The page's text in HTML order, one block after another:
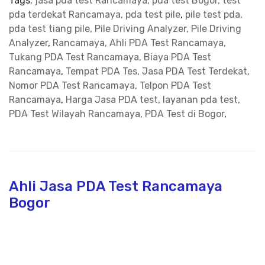
pda terdekat Rancamaya, pda test pile, pile test pda,
pda test tiang pile, Pile Driving Analyzer, Pile Driving
Analyzer, Rancamaya, Ahli PDA Test Rancamaya,
Tukang PDA Test Rancamaya, Biaya PDA Test
Rancamaya, Tempat PDA Tes, Jasa PDA Test Terdekat,
Nomor PDA Test Rancamaya, Telpon PDA Test
Rancamaya, Harga Jasa PDA test, layanan pda test,
PDA Test Wilayah Rancamaya, PDA Test di Bogor,
Ahli Jasa PDA Test Rancamaya
Bogor